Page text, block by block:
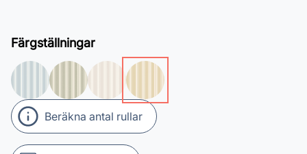
Färgställningar
Beräkna antal rullar